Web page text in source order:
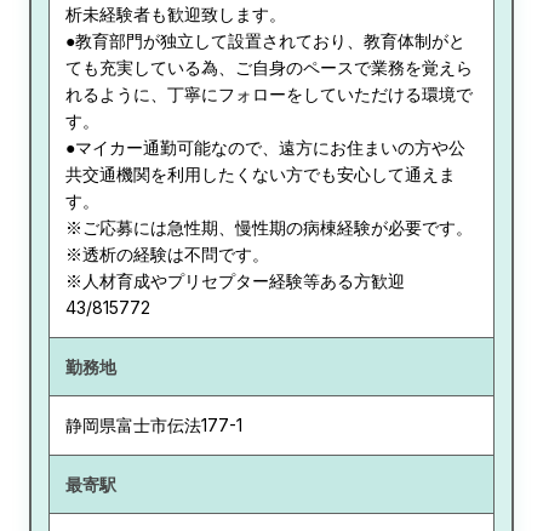
析未経験者も歓迎致します。
●教育部門が独立して設置されており、教育体制がと
ても充実している為、ご自身のペースで業務を覚えら
れるように、丁寧にフォローをしていただける環境で
す。
●マイカー通勤可能なので、遠方にお住まいの方や公
共交通機関を利用したくない方でも安心して通えま
す。
※ご応募には急性期、慢性期の病棟経験が必要です。
※透析の経験は不問です。
※人材育成やプリセプター経験等ある方歓迎
43/815772
勤務地
静岡県富士市伝法177-1
最寄駅